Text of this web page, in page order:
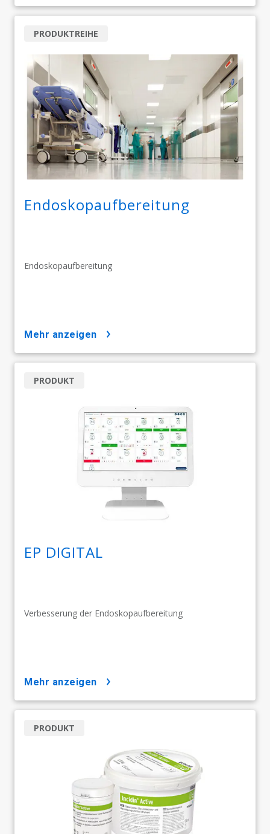
Endoskopaufbereitung
Endoskopaufbereitung
PRODUKTREIHE
mehr anzeigen
EP DIGITAL
Verbesserung der Endoskopaufbereitung
PRODUKT
mehr anzeigen
PRODUKT